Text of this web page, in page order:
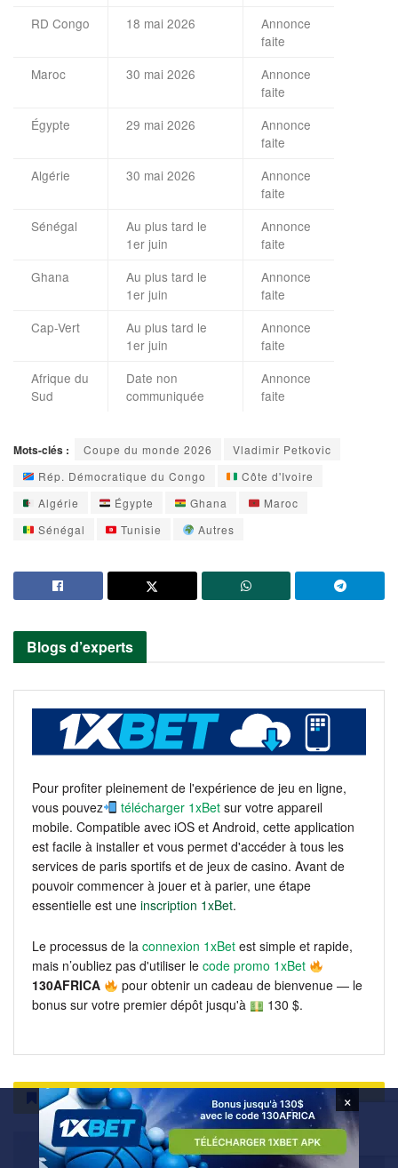
RD Congo
18 mai 2026
Annonce
faite
Maroc
30 mai 2026
Annonce
faite
Égypte
29 mai 2026
Annonce
faite
Algérie
30 mai 2026
Annonce
faite
Sénégal
Au plus tard le
1er juin
Annonce
faite
Ghana
Au plus tard le
1er juin
Annonce
faite
Cap-Vert
Au plus tard le
1er juin
Annonce
faite
Afrique du
Sud
Date non
communiquée
Annonce
faite
Mots-clés : Coupe du monde 2026
Vladimir Petkovic
Rép. Démocratique du Congo
Côte d'Ivoire
Algérie
Égypte Ghana
Maroc
Sénégal
Tunisie Autres
Blogs d’experts
Pour profiter pleinement de l'expérience de jeu en ligne,
vous pouvez
télécharger 1xBet sur votre appareil
mobile. Compatible avec iOS et Android, cette application
est facile à installer et vous permet d'accéder à tous les
services de paris sportifs et de jeux de casino. Avant de
pouvoir commencer à jouer et à parier, une étape
essentielle est une inscription 1xBet.
Le processus de la connexion 1xBet est simple et rapide,
mais n’oubliez pas d'utiliser le code promo 1xBet
130AFRICA
pour obtenir un cadeau de bienvenue — le
bonus sur votre premier dépôt jusqu'à
130 $.
Exclusivité ×